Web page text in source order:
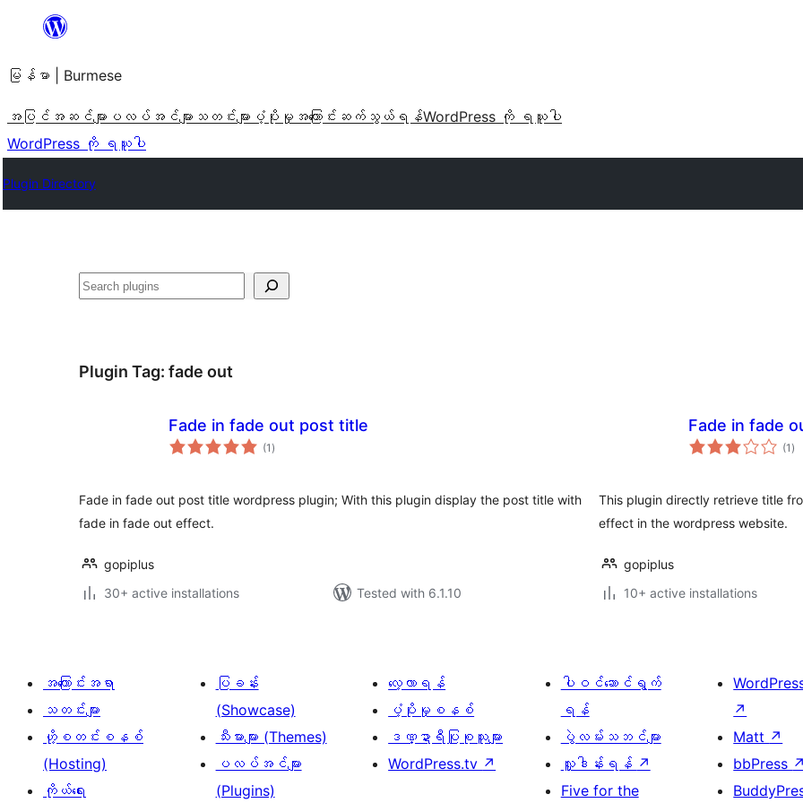
အကြောင်းအရာ
ကျော်သွား
ရန်
မြန်မာ | Burmese
အပြင်အဆင်များ ပလပ်အင်များ သတင်းများ ပံ့ပိုးမှု အကြောင်း ဆက်သွယ်ရန်WordPress ကို ရယူပါ
WordPress ကို ရယူပါ
Plugin Directory
ရှာ
Plugin Tag: fade out
Fade in fade out post title
(1 total
ratings
)
Fade in fade out post title wordpress plugin; With this plugin display the post title with
fade in fade out effect.
gopiplus
30+ active installations
Tested with 6.1.10
Fade in fade
(1 )
This plugin directly retrieve title
effect in the wordpress website.
gopiplus
10+ active installations
အကြောင်းအရာ
သတင်းများ
ဟို့စတင်းစနစ်
(Hosting)
ကိုယ်ရေး
ပြခန်း
(Showcase)
သီးမားများ (Themes)
ပလပ်အင်များ
(Plugins)
လေ့လာရန်
ပံ့ပိုးမှုစနစ်
ဒဏ္ဍာရီပြုစုသူများ
WordPress.tv ↗
ပါဝင်ဆောင်ရွက်
ရန်
ပွဲလမ်းသဘင်များ
လှူဒါန်းရန် ↗
Five for the
↗
Matt ↗
bbPress ↗